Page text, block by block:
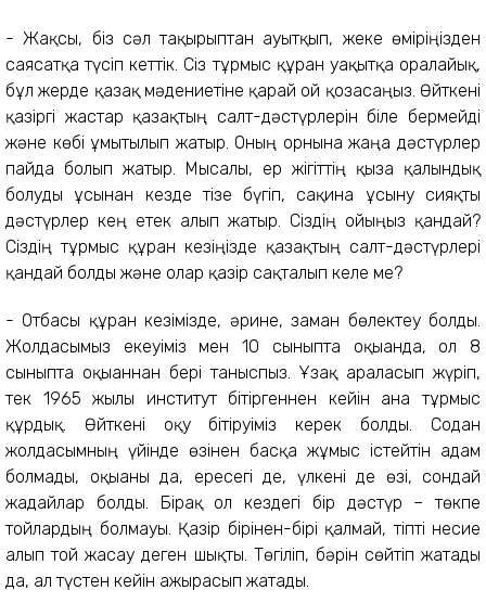
- Жақсы, біз сәл тақырыптан ауытқып, жеке өміріңізден
саясатқа түсіп кеттік. Сіз тұрмыс құрған уақытқа оралайық,
бұл жерде қазақ мәдениетіне қарай ой қозғасаңыз. Өйткені
қазіргі жастар қазақтың салт-дәстүрлерін біле бермейді
және көбі ұмытылып жатыр. Оның орнына жаңа дәстүрлер
пайда болып жатыр. Мысалы, ер жігіттің қызға қалындық
болуды ұсынған кезде тізе бүгіп, сақина ұсыну сияқты
дәстүрлер кең етек алып жатыр. Сіздің ойыңыз қандай?
Сіздің тұрмыс құрған кезіңізде қазақтың салт-дәстүрлері
қандай болды және олар қазір сақталып келе ме?
- Отбасы құрған кезімізде, әрине, заман бөлектеу болды.
Жолдасымыз екеуіміз мен 10 сыныпта оқығанда, ол 8
сыныпта оқығаннан бері таныспыз. Ұзақ араласып жүріп,
тек 1965 жылы институт бітіргеннен кейін ғана тұрмыс
құрдық. Өйткені оқу бітіруіміз керек болды. Содан
жолдасымның үйінде өзінен басқа жұмыс істейтін адам
болмады, оқығаны да, ересегі де, үлкені де өзі, сондай
жағдайлар болды. Бірақ ол кездегі бір дәстүр – төкпе
тойлардың болмауы. Қазір бірінен-бірі қалмай, тіпті несие
алып той жасау деген шықты. Төгіліп, бәрін сөйтіп жатады
да, ал түстен кейін ажырасып жатады.